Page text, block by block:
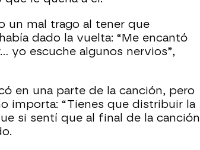
un mal trago al tener que
dado la vuelta: “Me encantó
yo escuche algunos nervios”,
en una parte de la canción, pero
importa: “Tienes que distribuir la
si sentí que al final de la canción